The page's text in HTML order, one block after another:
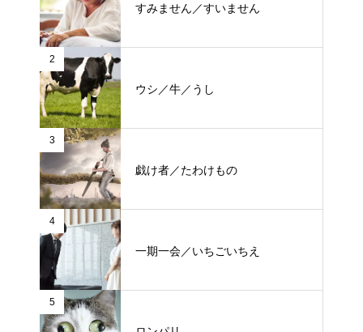
すみません／すいません
2
ウシ／牛／うし
3
戯け者／たわけもの
4
一期一会／いちごいちえ
5